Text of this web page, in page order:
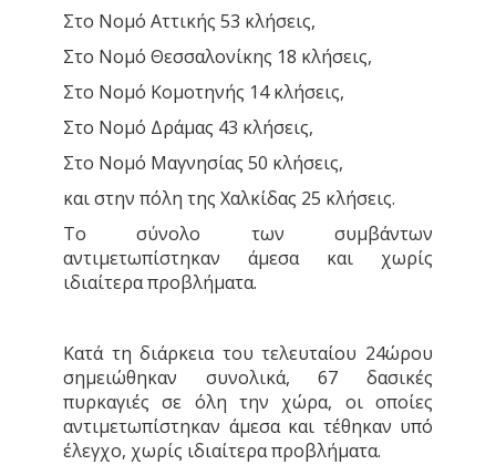
Στο Νομό Αττικής 53 κλήσεις,
Στο Νομό Θεσσαλονίκης 18 κλήσεις,
Στο Νομό Κομοτηνής 14 κλήσεις,
Στο Νομό Δράμας 43 κλήσεις,
Στο Νομό Μαγνησίας 50 κλήσεις,
και στην πόλη της Χαλκίδας 25 κλήσεις.
Το σύνολο των συμβάντων
αντιμετωπίστηκαν άμεσα και χωρίς
ιδιαίτερα προβλήματα.
Κατά τη διάρκεια του τελευταίου 24ώρου
σημειώθηκαν συνολικά, 67 δασικές
πυρκαγιές σε όλη την χώρα, οι οποίες
αντιμετωπίστηκαν άμεσα και τέθηκαν υπό
έλεγχο, χωρίς ιδιαίτερα προβλήματα.